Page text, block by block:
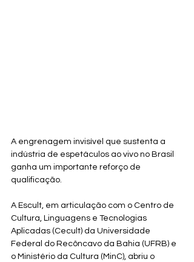
A engrenagem invisível que sustenta a
indústria de espetáculos ao vivo no Brasil
ganha um importante reforço de
qualificação.
A Escult, em articulação com o Centro de
Cultura, Linguagens e Tecnologias
Aplicadas (Cecult) da Universidade
Federal do Recôncavo da Bahia (UFRB) e
o Ministério da Cultura (MinC), abriu o